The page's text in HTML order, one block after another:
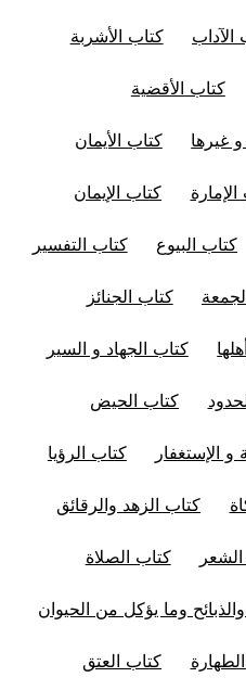
الآداب كتاب الأشربة
كتاب الأقضية
غيرها كتاب الأيمان
كتاب الإيمان
كتاب البيوع كتاب التفسير
كتاب الجنائز
كتاب الجهاد و السير
كتاب الحيض
و الإستغفار كتاب الرؤيا
كتاب الزهد والرقائق
كتاب الصلاة
وما يؤكل من الحيوان
كتاب العتق